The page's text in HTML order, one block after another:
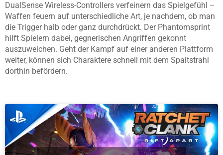
DualSense Wireless-Controllers verfeinern das Spielgefühl –
Waffen feuern auf unterschiedliche Art, je nachdem, ob man
die Trigger halb oder ganz durchdrückt. Der Phantomsprint
hilft Spielern dabei, gegnerischen Angriffen gekonnt
auszuweichen. Geht der Kampf auf einer anderen Plattform
weiter, können sich Charaktere schnell mit dem Spaltstrahl
dorthin befördern.